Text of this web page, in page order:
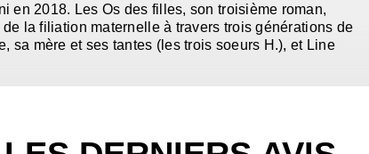
en 2018. Les Os des filles, son troisième roman,
la filiation maternelle à travers trois générations de
sa mère et ses tantes (les trois soeurs H.), et Line